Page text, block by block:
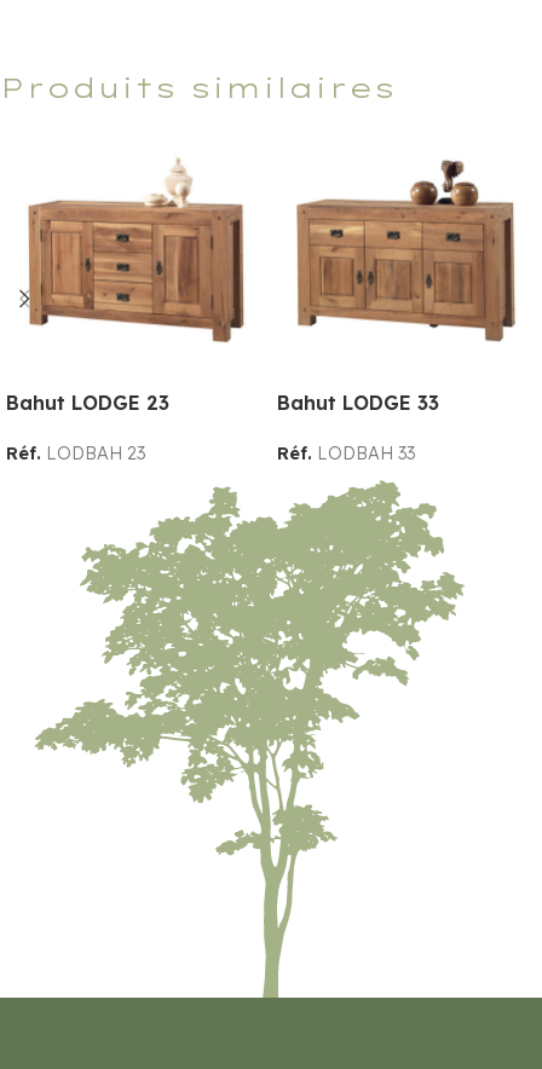
Produits similaires
Bahut LODGE 23
Réf. LODBAH 23
Bahut LODGE 33
Réf. LODBAH 33